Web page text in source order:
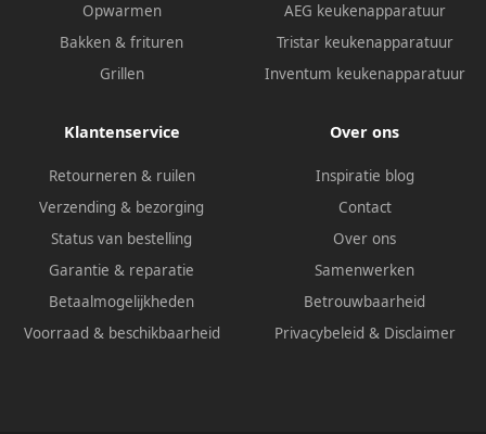
Opwarmen
Bakken & frituren
Grillen
AEG keukenapparatuur
Tristar keukenapparatuur
Inventum keukenapparatuur
Klantenservice
Retourneren & ruilen
Verzending & bezorging
Status van bestelling
Garantie & reparatie
Betaalmogelijkheden
Voorraad & beschikbaarheid
Over ons
Inspiratie blog
Contact
Over ons
Samenwerken
Betrouwbaarheid
Privacybeleid & Disclaimer